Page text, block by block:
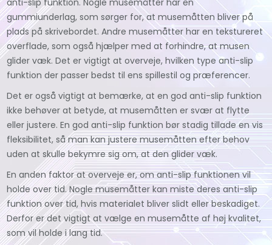
gummiunderlag, som sørger for, at musemåtten bliver på
plads på skrivebordet. Andre musemåtter har en tekstureret
overflade, som også hjælper med at forhindre, at musen
glider væk. Det er vigtigt at overveje, hvilken type anti-slip
funktion der passer bedst til ens spillestil og præferencer.
Det er også vigtigt at bemærke, at en god anti-slip funktion
ikke behøver at betyde, at musemåtten er svær at flytte
eller justere. En god anti-slip funktion bør stadig tillade en vis
fleksibilitet, så man kan justere musemåtten efter behov
uden at skulle bekymre sig om, at den glider væk.
En anden faktor at overveje er, om anti-slip funktionen vil
holde over tid. Nogle musemåtter kan miste deres anti-slip
funktion over tid, hvis materialet bliver slidt eller beskadiget.
Derfor er det vigtigt at vælge en musemåtte af høj kvalitet,
som vil holde i lang tid.